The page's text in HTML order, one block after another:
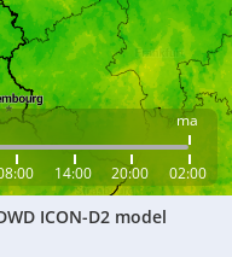
ma
14:00 20:00 02:00
ICON-D2 model